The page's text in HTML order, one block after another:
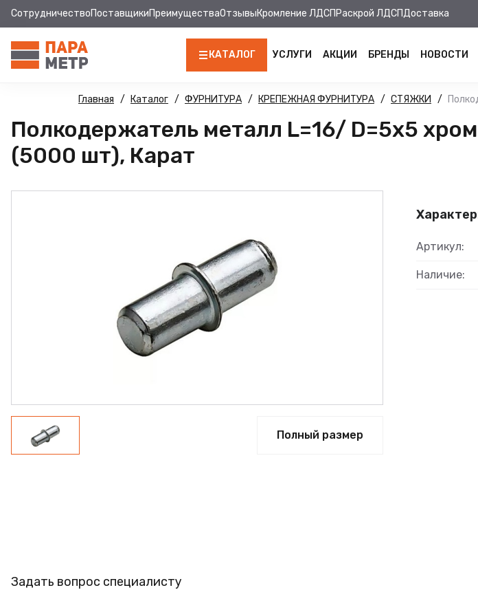
СотрудничествоПоставщикиПреимуществаОтзывыКромление ЛДСП Раскрой ЛДСПДоставка
КАТАЛОГ
ЛДСП
КРОМКА
МДФ ПАНЕЛИ
ХДФ
ФУРНИТУРА
ПРОФИЛЬ АЛЮМИНИЕВЫЙ
УСЛУГИ АКЦИИ БРЕНДЫ НОВОСТИ
Главная Каталог ФУРНИТУРА КРЕПЕЖНАЯ ФУРНИТУРА СТЯЖКИ
Полкодержатель металл L=16/ D=5x5
(5000 шт), Карат
Полный размер
Артикул:
Наличие:
Задать вопрос специалисту